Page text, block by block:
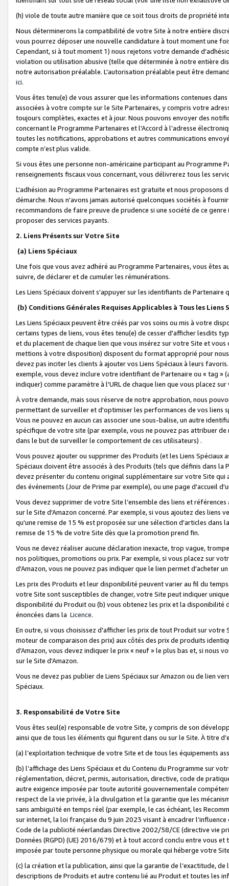
(h) viole de toute autre manière que ce soit tous droits de propriété
Nous déterminerons la compatibilité de votre Site à notre entière
vous pourrez déposer une nouvelle candidature à tout moment une
Cependant, si à tout moment 1) nous rejetons votre demande
violation ou utilisation abusive (telle que déterminée à notre entière
notre autorisation préalable. L'autorisation préalable peut être
ici.
Vous êtes tenu(e) de vous assurer que les informations contenues
associées à votre compte sur le Site Partenaires, y compris votre
toujours complètes, exactes et à jour. Nous pouvons envoyer des
concernant le Programme Partenaires et l'Accord à l’adresse
toutes les notifications, approbations et autres communications
compte n’est plus valide.
Si vous êtes une personne non-américaine participant au
renseignements fiscaux vous concernant, vous délivrerez tous les
L'adhésion au Programme Partenaires est gratuite et nous proposons
démarche. Nous n'avons jamais autorisé quelconques sociétés à
recommandons de faire preuve de prudence si une société de ce
proposer des services payants.
2. Liens Présents sur Votre Site
(a) Liens Spéciaux
Une fois que vous avez adhéré au Programme Partenaires, vous êtes
suivre, de déclarer et de cumuler les rémunérations.
Les Liens Spéciaux doivent s'appuyer sur les identifiants de Partenaire
(b) Conditions Générales Requises Applicables à Tous les Liens
Les Liens Spéciaux peuvent être créés par vos soins ou mis à votre
certains types de liens, vous êtes tenu(e) de cesser d'afficher lesdits
et du placement de chaque lien que vous insérez sur votre Site et
mettions à votre disposition) disposent du format approprié pour
devez pas inciter les clients à ajouter vos Liens Spéciaux à leurs
exemple, vous devez inclure votre identifiant de Partenaire ou « tag
indiquer) comme paramètre à l'URL de chaque lien que vous placez
À votre demande, mais sous réserve de notre approbation, nous
permettant de surveiller et d'optimiser les performances de vos liens
Vous ne pouvez en aucun cas associer une sous-balise, un autre
spécifique de votre site (par exemple, vous ne pouvez pas attribuer
dans le but de surveiller le comportement de ces utilisateurs) .
Vous pouvez ajouter ou supprimer des Produits (et les Liens
Spéciaux doivent être associés à des Produits (tels que définis dans
devez présenter du contenu original supplémentaire sur votre Site qui
des événements (Jour de Prime par exemple), ou une page d'accueil
Vous devez supprimer de votre Site l’ensemble des liens et
sur le Site d'Amazon concerné. Par exemple, si vous ajoutez des
qu'une remise de 15 % est proposée sur une sélection d'articles
remise de 15 % de votre Site dès que la promotion prend fin.
Vous ne devez réaliser aucune déclaration inexacte, trop vague,
nos politiques, promotions ou prix. Par exemple, si vous placez sur
d'Amazon, vous ne pouvez pas indiquer que le lien permet d'acheter
Les prix des Produits et leur disponibilité peuvent varier au fil du
votre Site sont susceptibles de changer, votre Site peut indiquer
disponibilité du Produit ou (b) vous obtenez les prix et la disponibilité
énoncées dans la Licence.
En outre, si vous choisissez d'afficher les prix de tout Produit sur
moteur de comparaison des prix) aux côtés des prix de produits
d'Amazon, vous devez indiquer le prix « neuf » le plus bas et, si nous
sur le Site d'Amazon.
Vous ne devez pas publier de Liens Spéciaux sur Amazon ou de lien
Spéciaux.
3. Responsabilité de Votre Site
Vous êtes seul(e) responsable de votre Site, y compris de son
ainsi que de tous les éléments qui figurent dans ou sur le Site. À titre
(a) l’exploitation technique de votre Site et de tous les équipements
(b) l’affichage des Liens Spéciaux et du Contenu du Programme sur
réglementation, décret, permis, autorisation, directive, code de
autre exigence imposée par toute autorité gouvernementale
respect de la vie privée, à la divulgation et la garantie que les
sans ambiguïté en temps réel (par exemple, le cas échéant, les
sur internet, la loi française du 9 juin 2023 visant à encadrer
Code de la publicité néerlandais Directive 2002/58/CE (directive vie
Données (RGPD) (UE) 2016/679) et à tout accord conclu entre vous
imposée par toute personne physique ou morale qui héberge votre
(c) la création et la publication, ainsi que la garantie de l’exactitude,
descriptions de Produits et autre contenu lié au Produit et toutes les